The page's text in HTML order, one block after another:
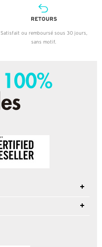
RETOURS
Satisfait ou remboursé sous 30 jours,
sans motif.